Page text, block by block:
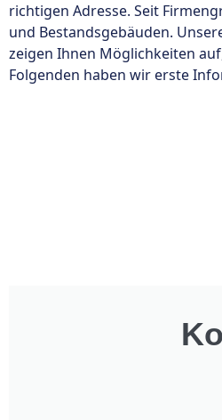
richtigen Adresse. Seit
und Bestandsgebäuden.
zeigen Ihnen Möglichkeiten
Folgenden haben wir erste